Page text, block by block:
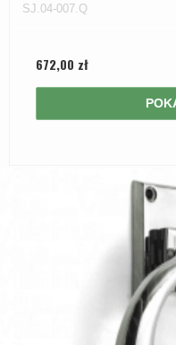
SJ.04-007.Q
672,00 zł